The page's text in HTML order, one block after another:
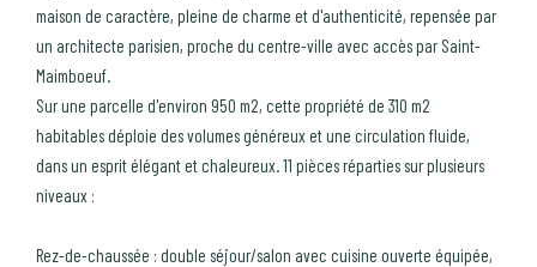
maison de caractère, pleine de charme et d'authenticité, repensée par
un architecte parisien, proche du centre-ville avec accès par Saint-
Maimboeuf.
Sur une parcelle d'environ 950 m2, cette propriété de 310 m2
habitables déploie des volumes généreux et une circulation fluide,
dans un esprit élégant et chaleureux. 11 pièces réparties sur plusieurs
niveaux :
Rez-de-chaussée : double séjour/salon avec cuisine ouverte équipée,